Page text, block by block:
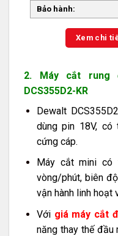
Bảo hành:
Xem chi
2. Máy cắt rung
DCS355D2-KR
Dewalt
dùng pin 18V,
cứng cáp.
Máy cắt mini
vòng/phút, biên
vận hành linh hoạt
Với giá máy cắt
năng thay thế đầu